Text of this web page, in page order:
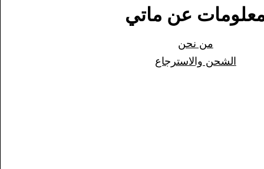
عن ماتي
من نحن
الشحن والاسترجاع